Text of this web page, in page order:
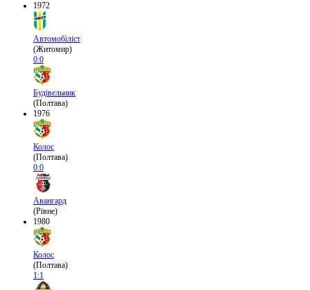
1972
Автомобіліст
(Житомир)
0:0
Будівельник
(Полтава)
1976
Колос
(Полтава)
0:0
Авангард
(Рівне)
1980
Колос
(Полтава)
1:1